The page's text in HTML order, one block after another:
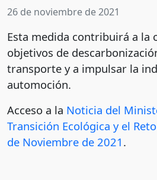
26 de noviembre de 2021
Esta medida contribuirá a la
objetivos de
transporte y a impulsar la
automoción.
Acceso a la Noticia del
Transición Ecológica y el
de Noviembre de 2021 .